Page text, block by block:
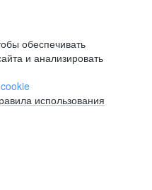
обеспечивать
и анализировать
использования